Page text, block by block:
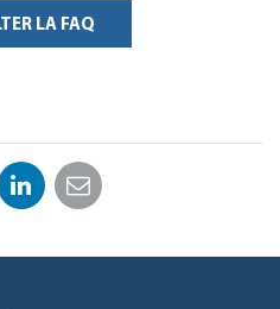
LA FAQ
LinkedIn
Email